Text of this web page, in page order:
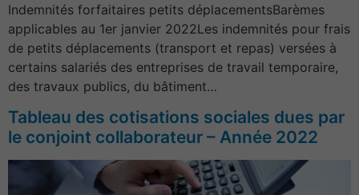
Indemnités forfaitaires petits déplacementsBarèmes
applicables au 1er janvier 2022Les indemnités pour frais
de petits déplacements (transport et repas) versées à
certains salariés des entreprises de travail temporaire,
des travaux publics, du bâtiment…
Tableau des cotisations sociales dues par
le conjoint collaborateur – Année 2022